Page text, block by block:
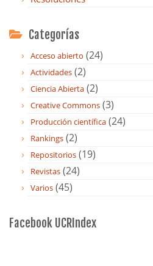
Categorías
Acceso abierto (24)
Actividades (2)
Ciencia Abierta (2)
Creative Commons (3)
Producción científica (24)
Rankings (2)
Repositorios (19)
Revistas (24)
Varios (45)
Facebook UCRIndex